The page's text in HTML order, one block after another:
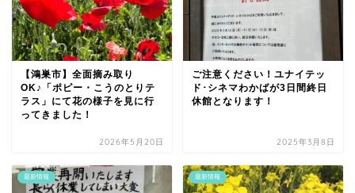
【鴻巣市】全面摘み取り
OK♪「ポピー・こうのとりテ
ラス」にて花の様子を見に行
ってきました！
2026年5月20日
ご注意ください！ユナイテッ
ド･シネマわかばが3日間終日
休館となります！
2025年3月8日
最新情報 最新情報